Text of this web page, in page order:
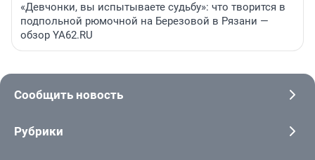
«Девчонки, вы испытываете судьбу»: что творится в
подпольной рюмочной на Березовой в Рязани —
обзор YA62.RU
Сообщить новость
Рубрики